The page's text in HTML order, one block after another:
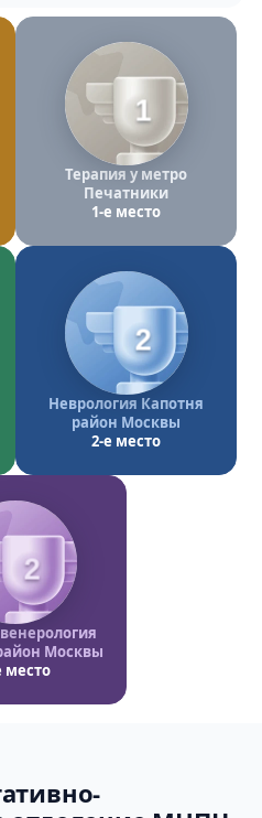
1
Терапия у метро
Печатники
1-е место
2
Неврология Капотня
район Москвы
2-е место
2
Москвы
место